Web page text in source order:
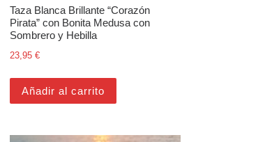
Taza Blanca Brillante “Corazón
Pirata” con Bonita Medusa con
Sombrero y Hebilla
23,95 €
Añadir al carrito